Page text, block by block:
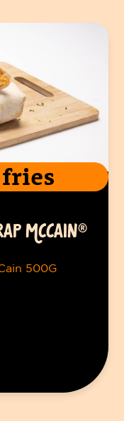
MCCAIN®
500G